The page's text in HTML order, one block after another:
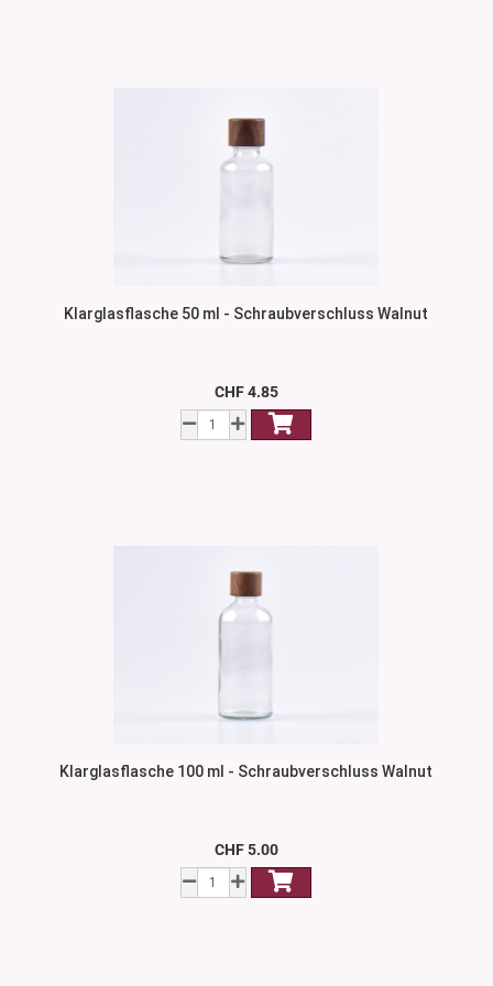
Klarglasflasche 50 ml - Schraubverschluss Walnut
CHF 4.85
Klarglasflasche 100 ml - Schraubverschluss Walnut
CHF 5.00